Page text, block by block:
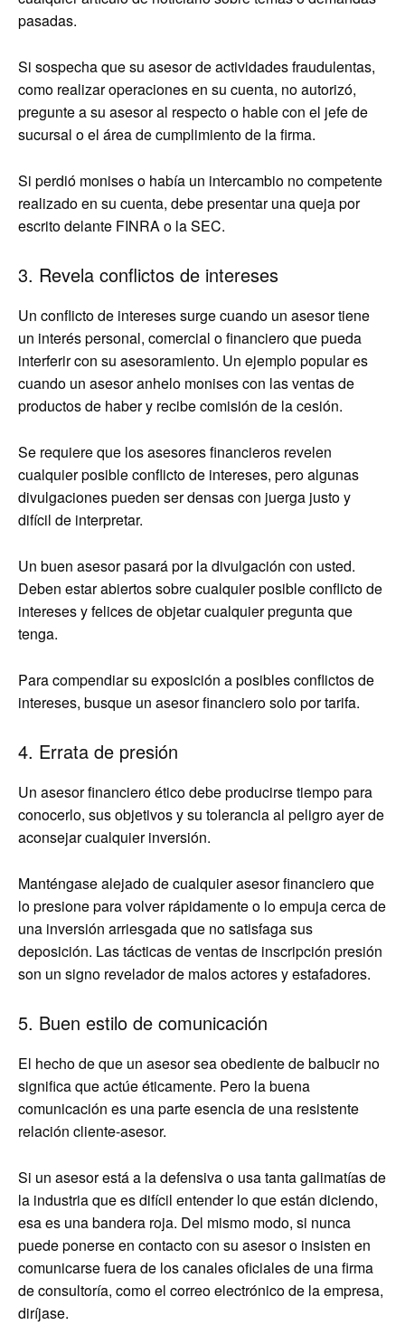
pasadas.
Si sospecha que su asesor de actividades fraudulentas,
como realizar operaciones en su cuenta, no autorizó,
pregunte a su asesor al respecto o hable con el jefe de
sucursal o el área de cumplimiento de la firma.
Si perdió monises o había un intercambio no competente
realizado en su cuenta, debe presentar una queja por
escrito delante FINRA o la SEC.
3. Revela conflictos de intereses
Un conflicto de intereses surge cuando un asesor tiene
un interés personal, comercial o financiero que pueda
interferir con su asesoramiento. Un ejemplo popular es
cuando un asesor anhelo monises con las ventas de
productos de haber y recibe comisión de la cesión.
Se requiere que los asesores financieros revelen
cualquier posible conflicto de intereses, pero algunas
divulgaciones pueden ser densas con juerga justo y
difícil de interpretar.
Un buen asesor pasará por la divulgación con usted.
Deben estar abiertos sobre cualquier posible conflicto de
intereses y felices de objetar cualquier pregunta que
tenga.
Para compendiar su exposición a posibles conflictos de
intereses, busque un asesor financiero solo por tarifa.
4. Errata de presión
Un asesor financiero ético debe producirse tiempo para
conocerlo, sus objetivos y su tolerancia al peligro ayer de
aconsejar cualquier inversión.
Manténgase alejado de cualquier asesor financiero que
lo presione para volver rápidamente o lo empuja cerca de
una inversión arriesgada que no satisfaga sus
deposición. Las tácticas de ventas de inscripción presión
son un signo revelador de malos actores y estafadores.
5. Buen estilo de comunicación
El hecho de que un asesor sea obediente de balbucir no
significa que actúe éticamente. Pero la buena
comunicación es una parte esencia de una resistente
relación cliente-asesor.
Si un asesor está a la defensiva o usa tanta galimatías de
la industria que es difícil entender lo que están diciendo,
esa es una bandera roja. Del mismo modo, si nunca
puede ponerse en contacto con su asesor o insisten en
comunicarse fuera de los canales oficiales de una firma
de consultoría, como el correo electrónico de la empresa,
diríjase.